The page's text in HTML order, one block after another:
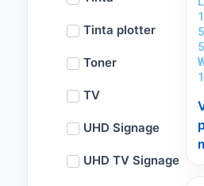
Tinta plotter
Toner
TV
UHD Signage
UHD TV Signage